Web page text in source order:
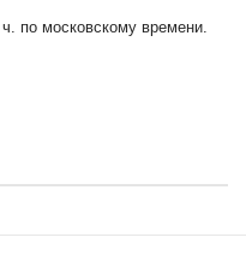
по московскому времени.